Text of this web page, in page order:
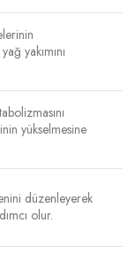
yakımını
yükselmesine
düzenleyerek
olur.